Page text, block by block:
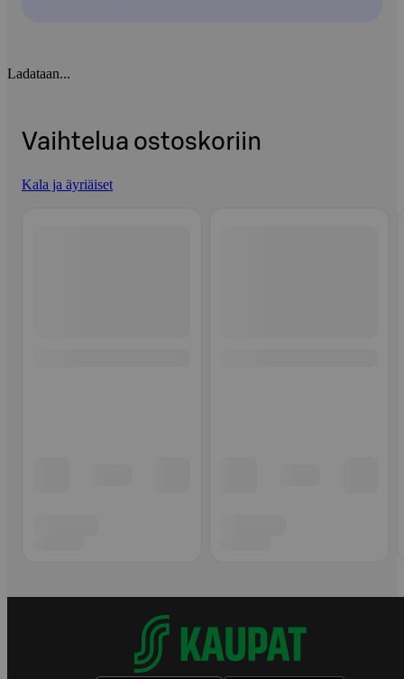
Ladataan...
Vaihtelua ostoskoriin
Kala ja äyriäiset